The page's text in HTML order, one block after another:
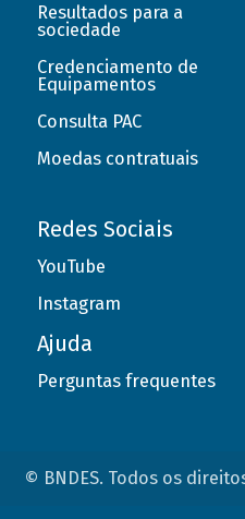
Resultados para a
sociedade
Credenciamento de
Equipamentos
Consulta PAC
Moedas contratuais
Redes Sociais
YouTube
Instagram
Ajuda
Perguntas frequentes
© BNDES. Todos os